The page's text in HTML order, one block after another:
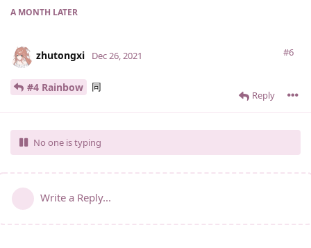
A MONTH LATER
zhutongxi #6
Dec 26, 2021
#4 Rainbow 同
Reply
No one is typing
Write a Reply...